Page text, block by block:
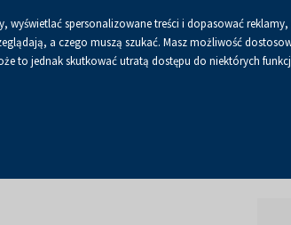
ACzcionka
domyślna
A+ Czcionka
powiększona
A++Czcionka
największa
A
Włącz
tryb
Włącz
wersję
spersonalizowane treści i dopasować
a czego muszą szukać. Masz możliwość
to jednak skutkować utratą dostępu do niektórych